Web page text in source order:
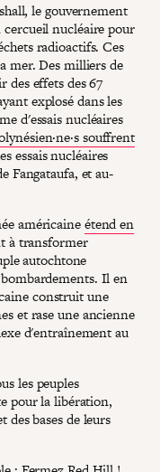
le gouvernement
nucléaire pour
radioactifs. Ces
mer. Des milliers de
des effets des 67
explosé dans les
d'essais nucléaires
souffrent
essais nucléaires
Fangataufa, et au-
américaineétend en
à transformer
autochtone
Il en
construit une
et rase une ancienne
d'entraînement au
les peuples
pour la libération,
des bases de leurs